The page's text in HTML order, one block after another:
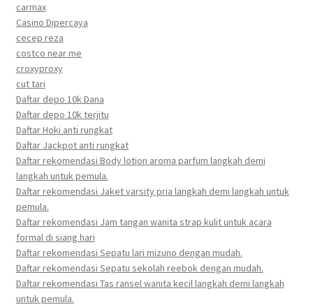
carmax
Casino Dipercaya
cecep reza
costco near me
croxyproxy
cut tari
Daftar depo 10k Dana
Daftar depo 10k terjitu
Daftar Hoki anti rungkat
Daftar Jackpot anti rungkat
Daftar rekomendasi Body lotion aroma parfum langkah demi
langkah untuk pemula.
Daftar rekomendasi Jaket varsity pria langkah demi langkah untuk
pemula.
Daftar rekomendasi Jam tangan wanita strap kulit untuk acara
formal di siang hari
Daftar rekomendasi Sepatu lari mizuno dengan mudah.
Daftar rekomendasi Sepatu sekolah reebok dengan mudah.
Daftar rekomendasi Tas ransel wanita kecil langkah demi langkah
untuk pemula.